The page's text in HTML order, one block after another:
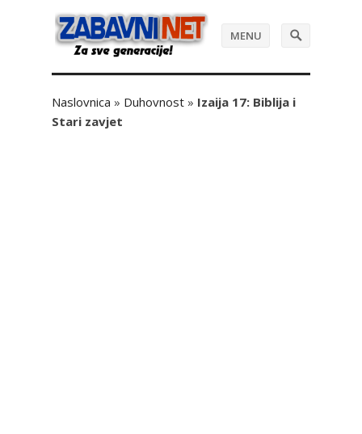
MENU
Naslovnica » Duhovnost » Izaija 17: Biblija i
Stari zavjet